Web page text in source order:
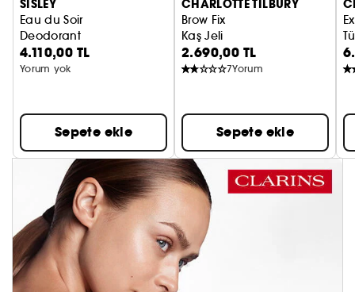
SISLEY
Eau du Soir
Deodorant
4.110,00 TL
Yorum yok
Sepete ekle
CHARLOTTE TILBURY
Brow Fix
Kaş Jeli
2.690,00 TL
7Yorum
Sepete ekle